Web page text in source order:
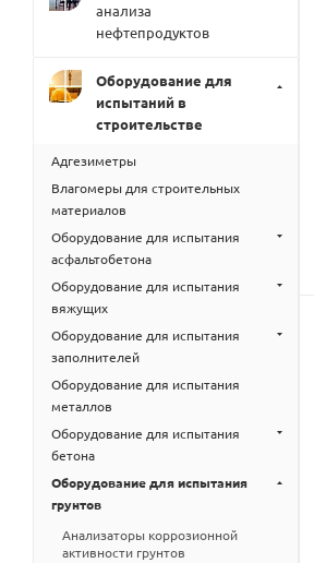
анализа
нефтепродуктов
Оборудование для
испытаний в
строительстве
Адгезиметры
Влагомеры для строительных
материалов
Оборудование для испытания
асфальтобетона
Оборудование для испытания
вяжущих
Оборудование для испытания
заполнителей
Оборудование для испытания
металлов
Оборудование для испытания
бетона
Оборудование для испытания
грунтов
Анализаторы коррозионной
активности грунтов